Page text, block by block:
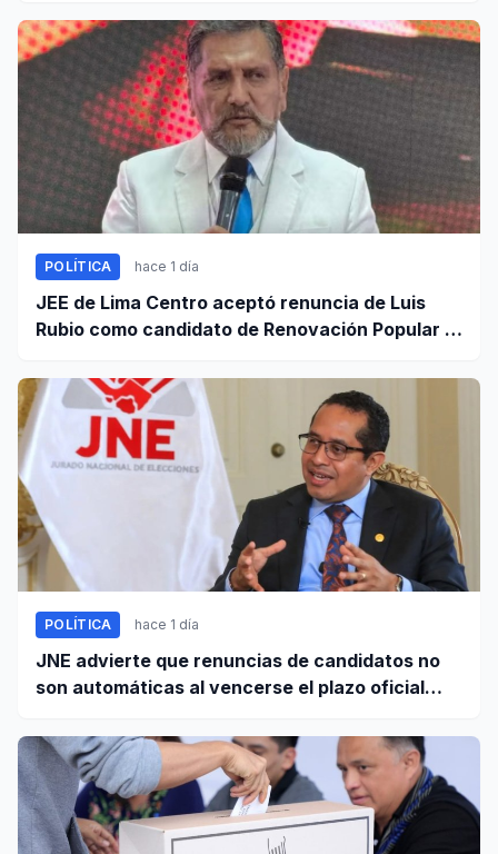
POLÍTICA hace 1 día
JEE de Lima Centro aceptó renuncia de Luis
Rubio como candidato de Renovación Popular a
POLÍTICA hace 1 día
JNE advierte que renuncias de candidatos no
son automáticas al vencerse el plazo oficial